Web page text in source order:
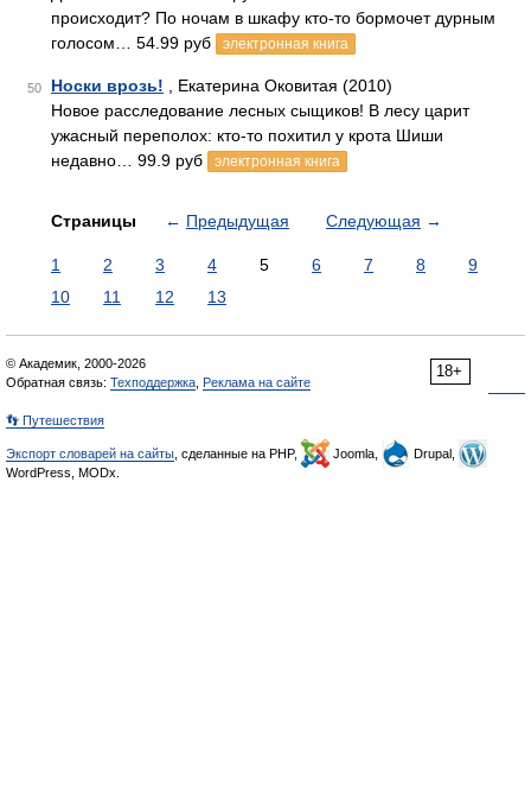
происходит? По ночам в шкафу кто-то бормочет дурным
голосом… 54.99 руб
электронная книга
50 Носки врозь! , Екатерина Оковитая (2010)
Новое расследование лесных сыщиков! В лесу царит
ужасный переполох: кто-то похитил у крота Шиши
недавно… 99.9 руб
электронная книга
Страницы ← Предыдущая Следующая →
1 2 3 4 5 6 7 8
9
10
11 12 13
18+
© Академик, 2000-2026
Обратная связь: Техподдержка Реклама на сайте
👣 Путешествия
Экспорт словарей на сайты , сделанные на PHP, Joomla,
Drupal,
WordPress, MODx.